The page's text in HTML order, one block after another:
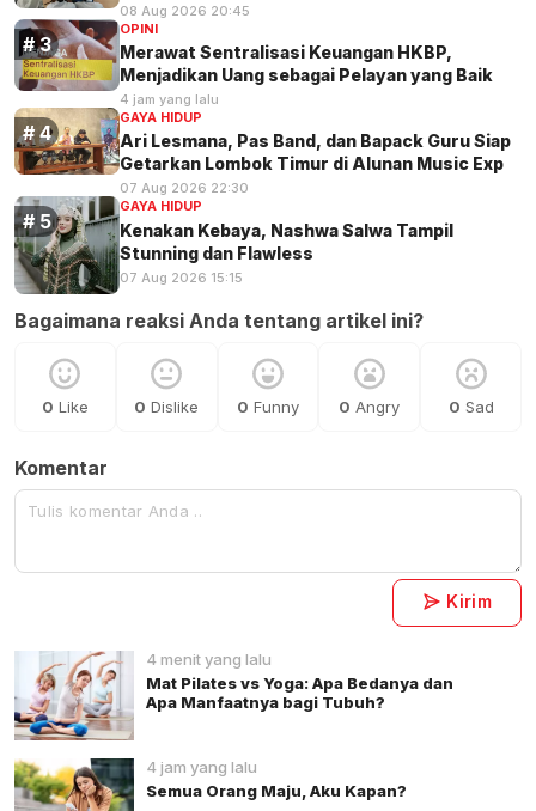
08 Aug 2026 20:45
OPINI
Merawat Sentralisasi Keuangan HKBP,
Menjadikan Uang sebagai Pelayan yang Baik
4 jam yang lalu
GAYA HIDUP
Ari Lesmana, Pas Band, dan Bapack Guru Siap
Getarkan Lombok Timur di Alunan Music Exp
07 Aug 2026 22:30
GAYA HIDUP
Kenakan Kebaya, Nashwa Salwa Tampil
Stunning dan Flawless
07 Aug 2026 15:15
Bagaimana reaksi Anda tentang artikel ini?
0 Like 0 Dislike 0 Funny 0 Angry 0 Sad
Komentar
Kirim
4 menit yang lalu
Mat Pilates vs Yoga: Apa Bedanya dan
Apa Manfaatnya bagi Tubuh?
4 jam yang lalu
Semua Orang Maju, Aku Kapan?